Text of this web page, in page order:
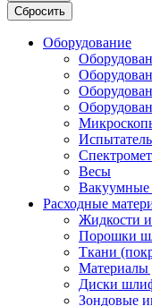
Сбросить
Оборудование
Весы
Вакуумные
Расходные
Жидкости
Порошки
Ткани
Материалы
Диски
Зондовые